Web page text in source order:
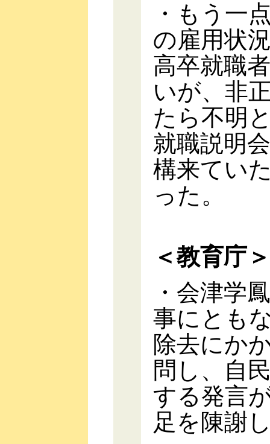
・もう一
の雇用状
高卒就職
いが、非
たら不明
就職説明
構来てい
った。
＜教育庁＞
・会津学
事にとも
除去にか
問し、自
する発言
足を陳謝